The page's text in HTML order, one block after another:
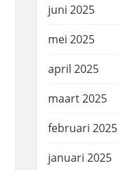
juni 2025
mei 2025
april 2025
maart 2025
februari 2025
januari 2025